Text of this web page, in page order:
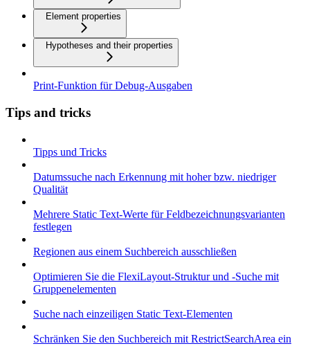
Element properties
Hypotheses and their properties
Print-Funktion für Debug-Ausgaben
Tips and tricks
Tipps und Tricks
Datumssuche nach Erkennung mit hoher bzw. niedriger
Qualität
Mehrere Static Text-Werte für Feldbezeichnungsvarianten
festlegen
Regionen aus einem Suchbereich ausschließen
Optimieren Sie die FlexiLayout-Struktur und -Suche mit
Gruppenelementen
Suche nach einzeiligen Static Text-Elementen
Schränken Sie den Suchbereich mit RestrictSearchArea ein